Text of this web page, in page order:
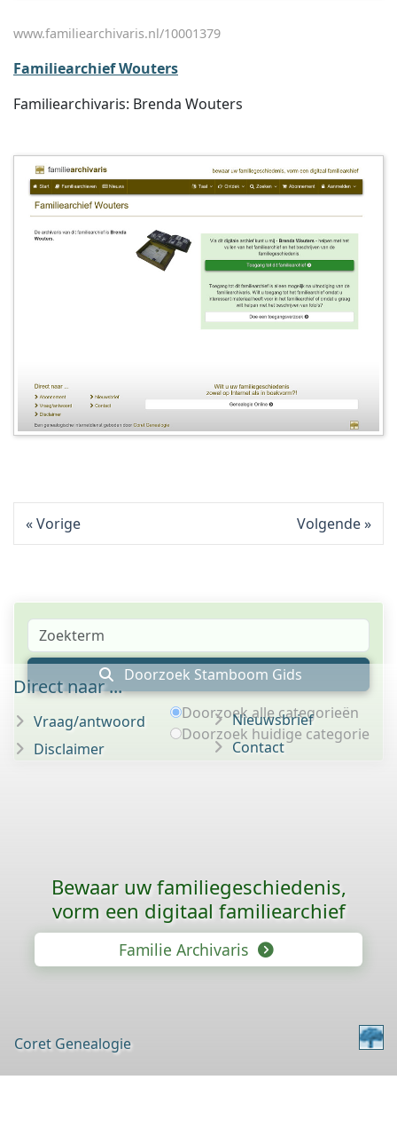
www.familiearchivaris.nl/10001379
Familiearchief Wouters
Familiearchivaris: Brenda Wouters
Vorige Volgende
Doorzoek Stamboom Gids
Doorzoek alle categorieën
Doorzoek huidige categorie
Direct naar ...
Vraag/antwoord
Disclaimer
Nieuwsbrief
Contact
Bewaar uw familie­geschiedenis,
vorm een digitaal familiearchief
Familie Archivaris
Coret Genealogie